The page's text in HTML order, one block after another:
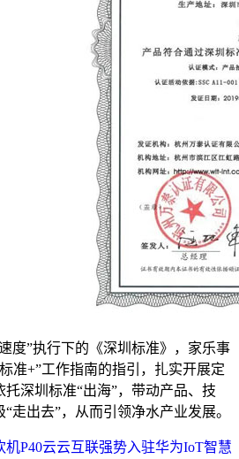
度”执行下的《深圳标准》，家乐事
准+”工作指南的指引，扎实开展定
深圳标准“出海”，带动产品、技
走出去”，从而引领净水产业发展。
机P40云云互联强势入驻华为IoT智慧